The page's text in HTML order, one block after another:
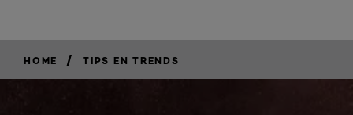
HOME / TIPS EN TRENDS